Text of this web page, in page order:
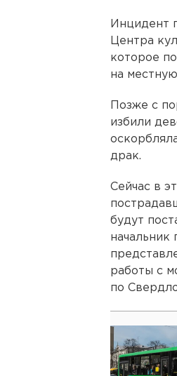
Инцидент
Центра
которое
на
Позже с
избили
драк.
Сейчас в
будут
начальник
работы с
по